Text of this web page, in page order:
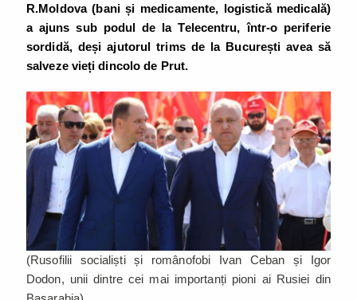
R.Moldova (bani și medicamente, logistică medicală)
a ajuns sub podul de la Telecentru, într-o periferie
sordidă, deși ajutorul trims de la București avea să
salveze vieți dincolo de Prut.
(Rusofilii socialiști și românofobi Ivan Ceban și Igor
Dodon, unii dintre cei mai importanți pioni ai Rusiei din